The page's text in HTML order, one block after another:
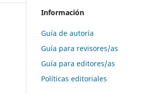
Información
Guía de autoría
Guía para revisores/as
Guía para editores/as
Políticas editoriales